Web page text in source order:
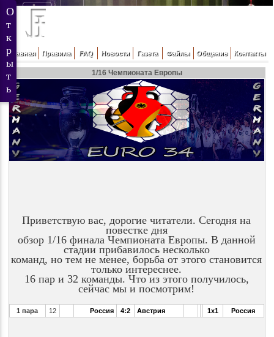
Главная Правила FAQ Новости Газета Файлы Общение Контакты
1/16 Чемпионата Европы
Приветствую вас, дорогие читатели. Сегодня на
повестке дня
обзор 1/16 финала Чемпионата Европы. В данной
стадии прибавилось несколько
команд, но тем не менее, борьба от этого становится
только интереснее.
16 пар и 32 команды. Что из этого получилось,
сейчас мы и посмотрим!
1 пара 12 Россия 4:2 Австрия 1x1 Россия